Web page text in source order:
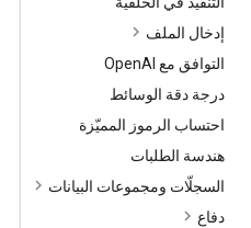
إدخال الملف
التوافق مع Open AI
درجة دقة الوسائط
احتساب الرموز المميّزة
هندسة الطلبات
السجلّات ومجموعات البيانات
دفاع
and fluffy."